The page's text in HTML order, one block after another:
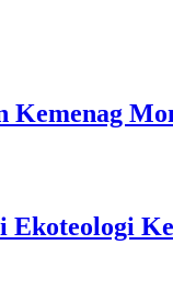
Ekoteologi